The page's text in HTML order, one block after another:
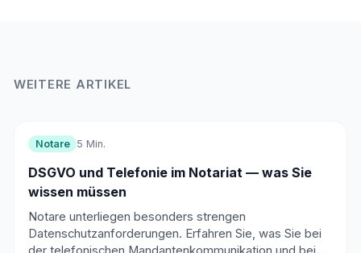
WEITERE ARTIKEL
Notare 5 Min.
DSGVO und Telefonie im Notariat — was Sie
wissen müssen
Notare unterliegen besonders strengen
Datenschutzanforderungen. Erfahren Sie, was Sie bei